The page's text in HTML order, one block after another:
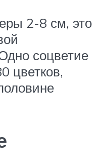
2-8 см, это
соцветие
цветков,